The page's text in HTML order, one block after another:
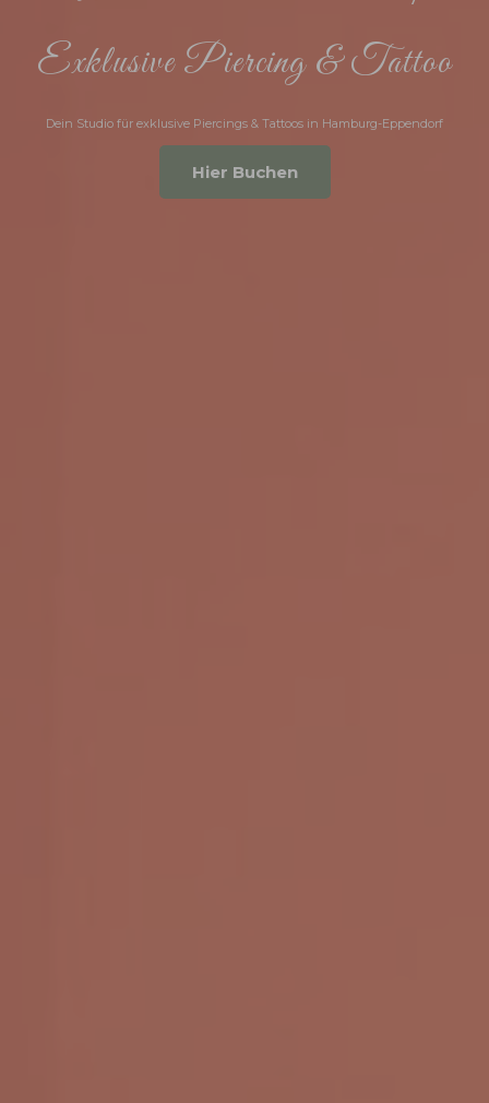
Exklusive Piercing & Tattoo
Dein Studio für exklusive Piercings & Tattoos in Hamburg-Eppendorf
Hier Buchen